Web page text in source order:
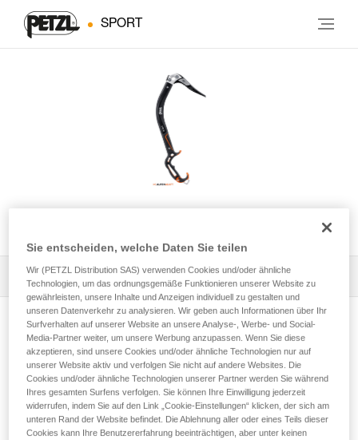
SPORT
Alle technischen Anwendungen 1
Bewegungsabläufe beim Eisklettern -
Grundtechniken
Sie entscheiden, welche Daten Sie teilen
Wir (PETZL Distribution SAS) verwenden Cookies und/oder ähnliche
Technologien, um das ordnungsgemäße Funktionieren unserer Website zu
gewährleisten, unsere Inhalte und Anzeigen individuell zu gestalten und
unseren Datenverkehr zu analysieren. Wir geben auch Informationen über Ihr
Surfverhalten auf unserer Website an unsere Analyse-, Werbe- und Social-
Media-Partner weiter, um unsere Werbung anzupassen. Wenn Sie diese
akzeptieren, sind unsere Cookies und/oder ähnliche Technologien nur auf
unserer Website aktiv und verfolgen Sie nicht auf andere Websites. Die
Cookies und/oder ähnliche Technologien unserer Partner werden Sie während
Ihres gesamten Surfens verfolgen. Sie können Ihre Einwilligung jederzeit
widerrufen, indem Sie auf den Link „Cookie-Einstellungen“ klicken, der sich am
unteren Rand der Website befindet. Die Ablehnung aller oder eines Teils dieser
Cookies kann Ihre Benutzererfahrung beeinträchtigen, aber unter keinen